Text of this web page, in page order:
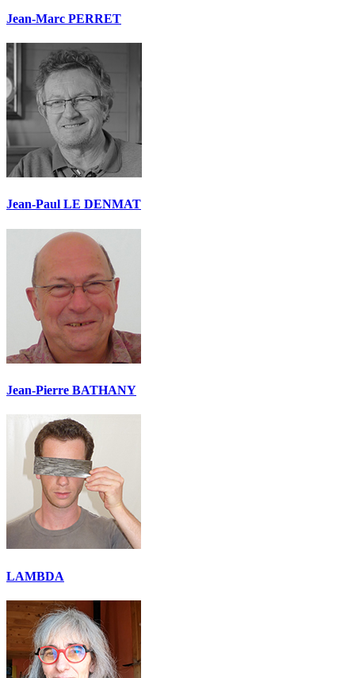
Jean-Marc PERRET
Jean-Paul LE DENMAT
Jean-Pierre BATHANY
LAMBDA